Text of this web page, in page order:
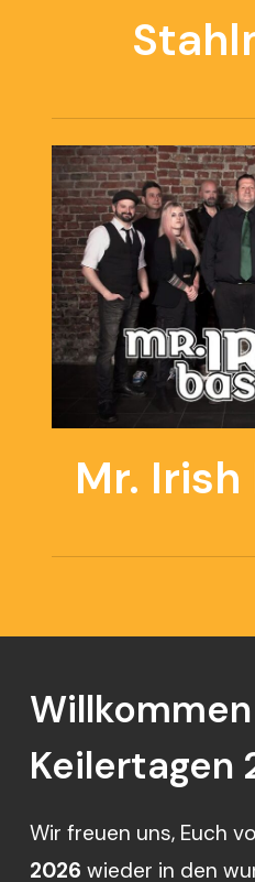
Mr.
Willkommen
Keilertagen
Wir freuen uns, Euch
2026 wieder in den